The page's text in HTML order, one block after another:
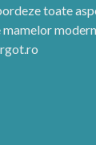
toate